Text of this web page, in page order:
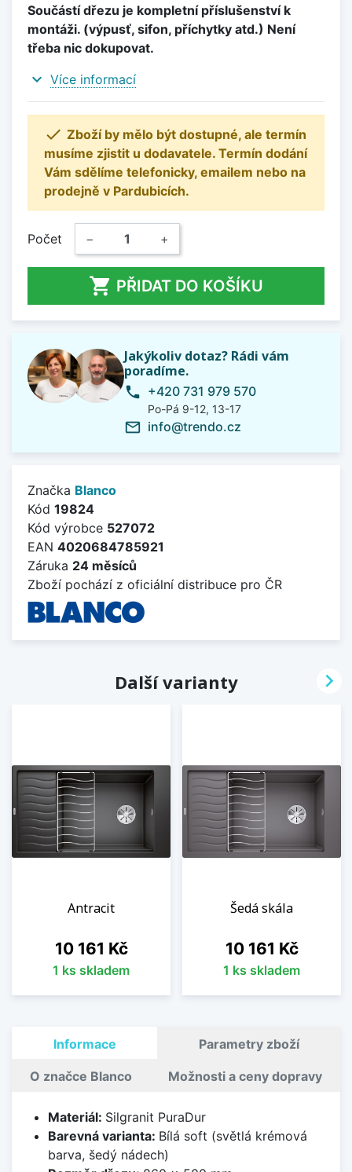
Součástí dřezu je kompletní příslušenství k
montáži. (výpusť, sifon, příchytky atd.) Není
třeba nic dokupovat.
expand_more Více informací
 Zboží by mělo být dostupné, ale termín
musíme zjistit u dodavatele. Termín dodání
Vám sdělíme telefonicky, emailem nebo na
prodejně v Pardubicích.
Počet − +
 PŘIDAT DO KOŠÍKU
Jakýkoliv dotaz? Rádi vám
poradíme.
phone +420 731 979 570
Po-Pá 9-12, 13-17
mail_outline info@trendo.cz
Značka Blanco
Kód 19824
Kód výrobce 527072
EAN 4020684785921
Záruka 24 měsíců
Zboží pochází z oficiální distribuce pro ČR
Další varianty
Antracit
Cena
10 161 Kč
1 ks skladem
Šedá skála
Cena
10 161 Kč
1 ks skladem

Informace Parametry zboží
O značce Blanco Možnosti a ceny dopravy
Materiál: Silgranit PuraDur
Barevná varianta: Bílá soft (světlá krémová
barva, šedý nádech)